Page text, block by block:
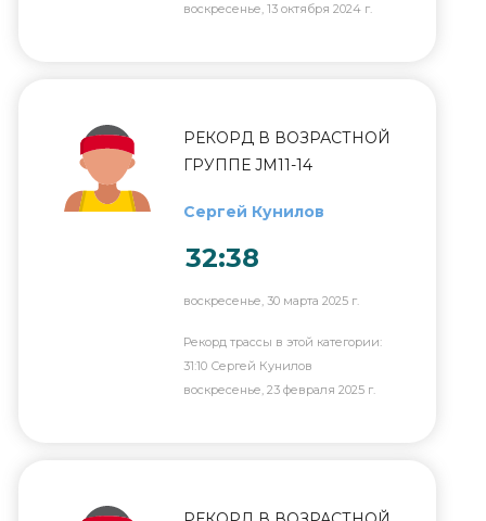
воскресенье, 13 октября 2024 г.
РЕКОРД В ВОЗРАСТНОЙ
ГРУППЕ JM11-14
Сергей Кунилов
32:38
воскресенье, 30 марта 2025 г.
Рекорд трассы в этой категории:
31:10 Сергей Кунилов
воскресенье, 23 февраля 2025 г.